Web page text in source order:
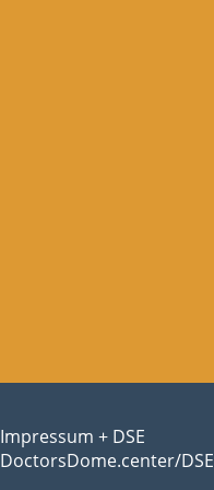
Impressum + DSE
DoctorsDome.center/DSE